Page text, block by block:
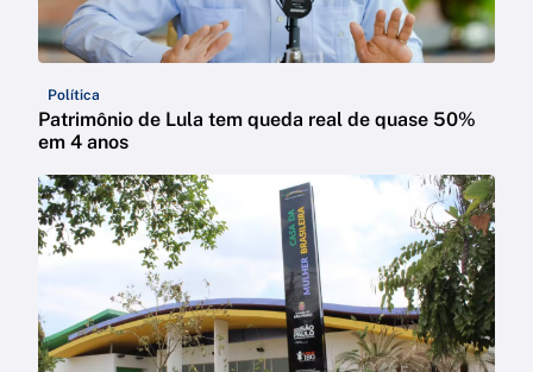
Política
Patrimônio de Lula tem queda real de quase 50%
em 4 anos